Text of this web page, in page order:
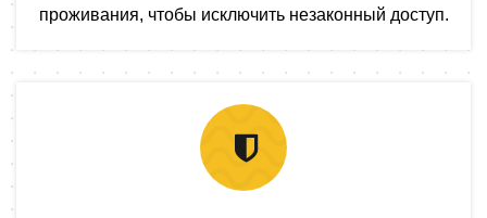
проживания, чтобы исключить незаконный доступ.